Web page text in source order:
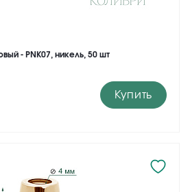
- PNK07, никель, 50 шт
Купить